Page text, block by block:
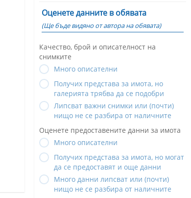
Оценете данните в обявата
(Ще бъде видяно от автора на обявата)
Качество, брой и описателност на
снимките
Много описателни
Получих представа за имота, но
галерията трябва да се подобри
Липсват важни снимки или (почти)
нищо не се разбира от наличните
Оценете предоставените данни за имота
Много описателни
Получих представа за имота, но могат
да се предоставят и още данни
Много данни липсват или (почти)
нищо не се разбира от наличните